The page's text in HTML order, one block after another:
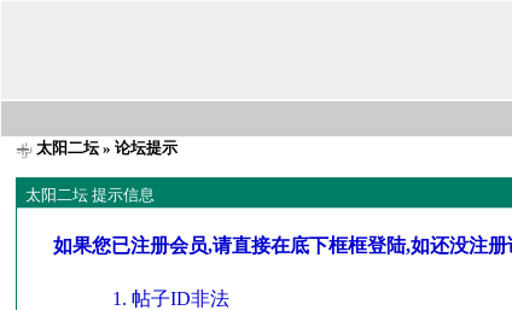
太阳二坛» 论坛提示
太阳二坛 提示信息
如果您已注册会员,请直接在底下框框登陆,如还没注
帖子ID非法